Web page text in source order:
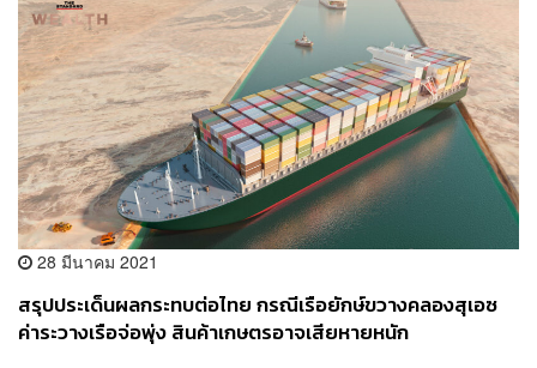
28 มีนาคม 2021
สรุปประเด็นผลกระทบต่อไทย กรณีเรือยักษ์ขวางคลองสุเอซ
ค่าระวางเรือจ่อพุ่ง สินค้าเกษตรอาจเสียหายหนัก